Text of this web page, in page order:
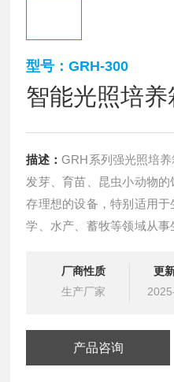
型号：GRH-300
智能光照培养
描述：GRH系列强光照培
发芽、育苗、昆虫小动物
存理想的设备，特别适用
学、水产、蓄牧等领域从
厂商性质
生产厂家
更
产品咨询